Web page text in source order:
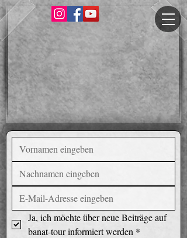
Ja, ich möchte über neue Beiträge auf
banat-tour informiert werden *